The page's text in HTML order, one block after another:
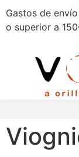
Gastos de
o superior a